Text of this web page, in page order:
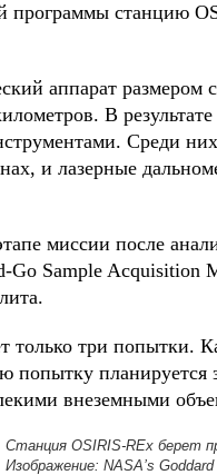
программы станцию
аппарат размером
В
Среди
и лазерные
миссии после
Sample Acquisition
только три попытки.
попытку планируется
внеземными
Станция OSIRIS-REx берет
Изображение: NASA’s